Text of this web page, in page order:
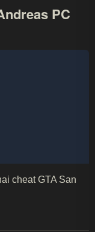
PC
cheat GTA San